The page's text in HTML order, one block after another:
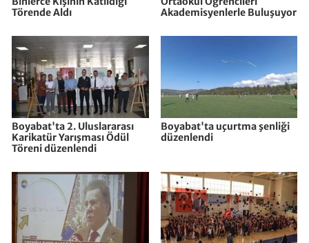
Törende Aldı
Akademisyenlerle Buluşuyor
Boyabat'ta 2. Uluslararası
Karikatür Yarışması Ödül
Töreni düzenlendi
Boyabat'ta uçurtma şenliği
düzenlendi